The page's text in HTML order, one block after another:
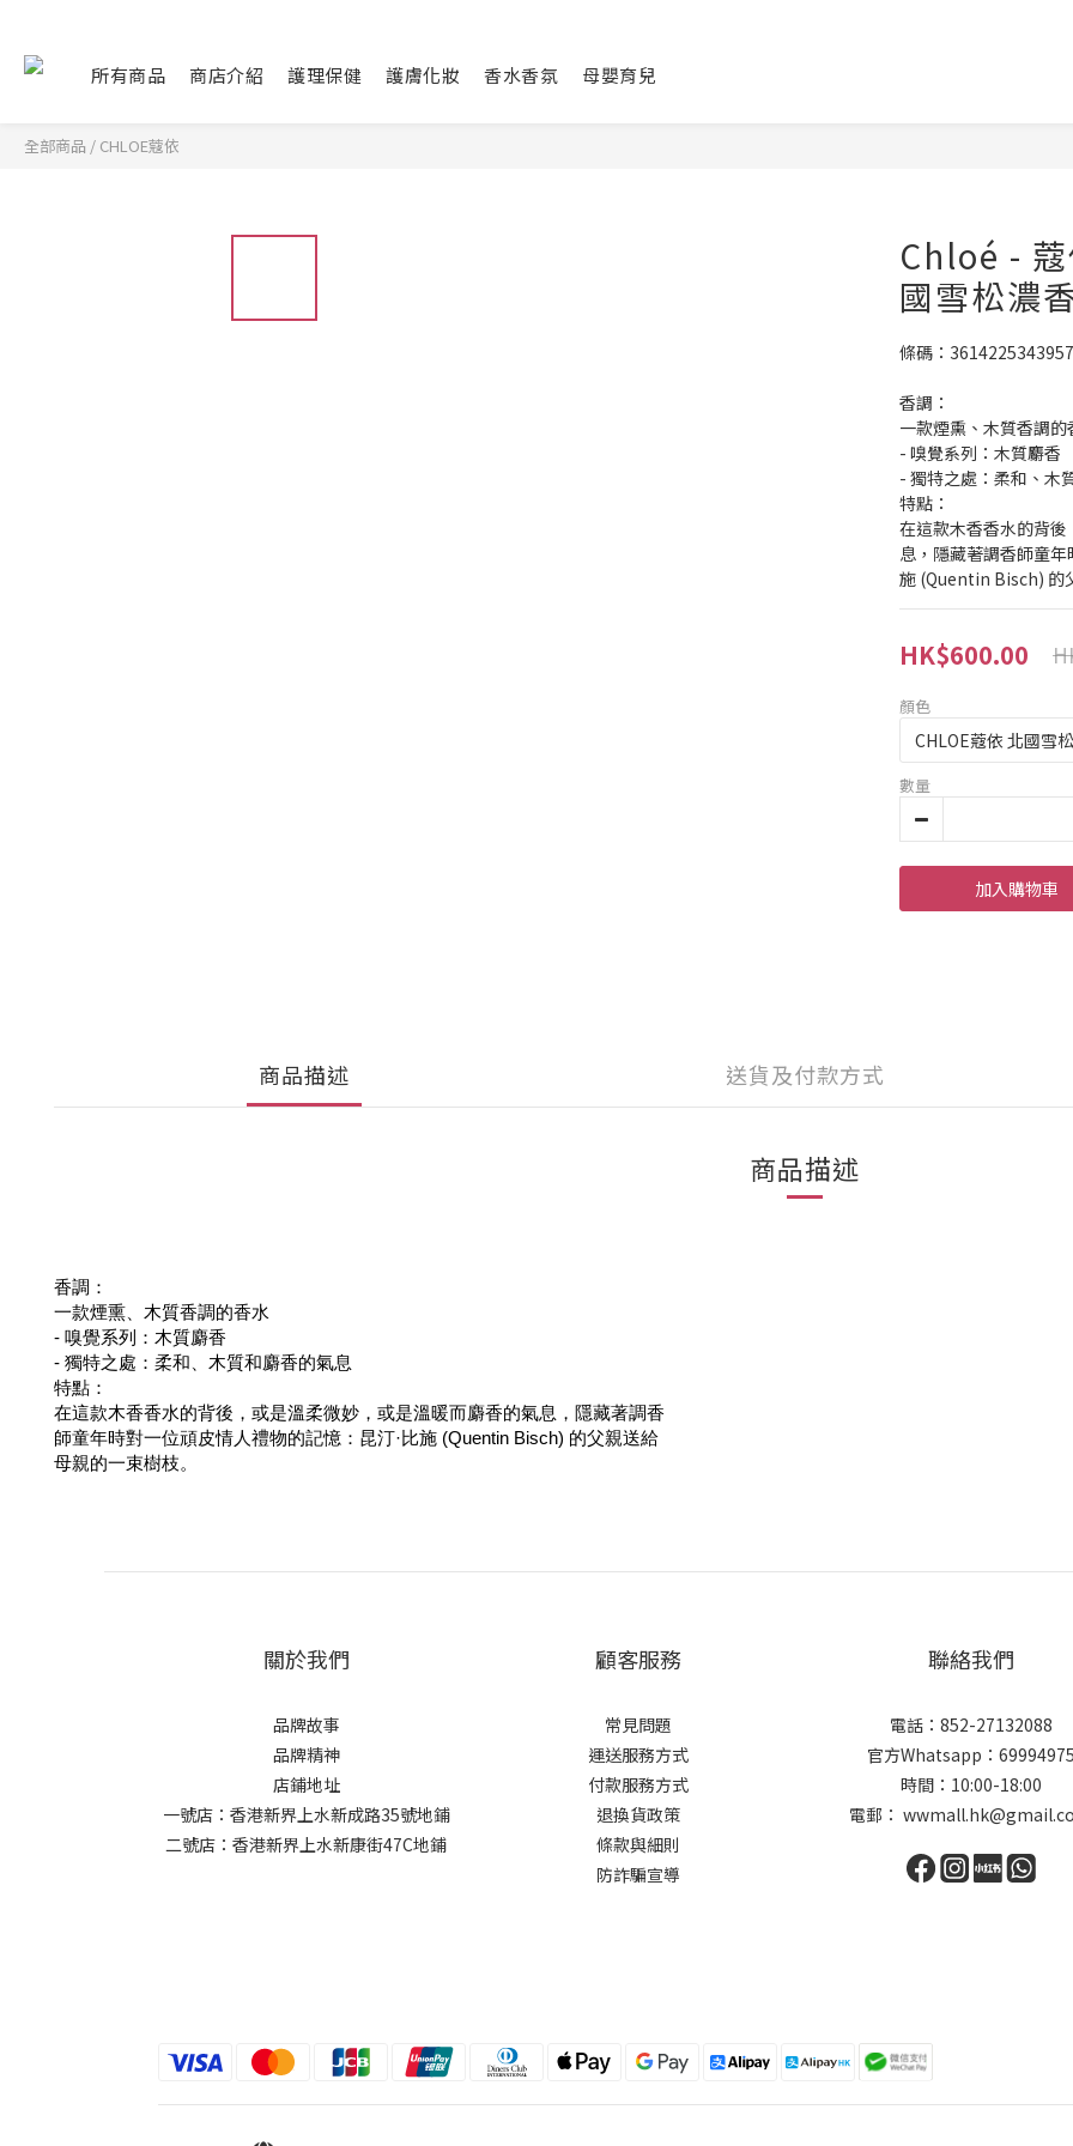
所有商品 商店介紹 護理保健 護膚化妝 香水香氛 母嬰育兒
全部商品 / CHLOE蔻依
Chloé -
國雪松濃
條碼：3614225343957
香調：
一款煙熏、木質香調的
- 嗅覺系列：木質麝香
- 獨特之處：柔和、木
特點：
在這款木香香水的背
息，隱藏著調香師童
施 (Quentin Bisch) 的
HK$600.00
顏色
數量
加入購物車
商品描述 送貨及付款方式
商品描述
香調：
一款煙熏、木質香調的香水
- 嗅覺系列：木質麝香
- 獨特之處：柔和、木質和麝香的氣息
特點：
在這款木香香水的背後，或是溫柔微妙，或是溫暖而麝香的氣息，隱藏著調香
師童年時對一位頑皮情人禮物的記憶：昆汀·比施 (Quentin Bisch) 的父親送給
母親的一束樹枝。
關於我們
品牌故事
品牌精神
店鋪地址
一號店：香港新界上水新成路35號地鋪
二號店：香港新界上水新康街47C地鋪
顧客服務
常見問題
運送服務方式
付款服務方式
退換貨政策
條款與細則
防詐騙宣導
聯絡我們
電話：852-27132088
官方Whatsapp：
時間：10:00-18:00
電郵：